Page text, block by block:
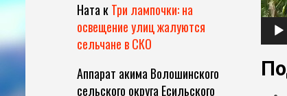
Ната кТри лампочки: на
освещение улиц жалуются
сельчане в СКО
Аппарат акима Волошинского
сельского округа Есильского